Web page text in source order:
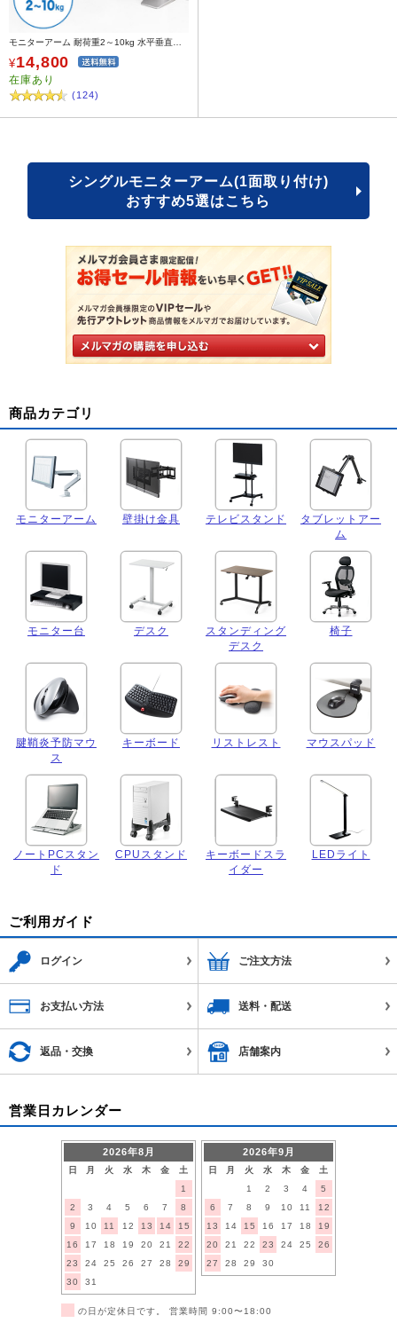
¥14,800
在庫あり
(124)
シングルモニターアーム(1面取り付け)
おすすめ5選はこちら
商品カテゴリ
モニターアーム 壁掛け金具 テレビスタンド
タブレットアー
ム
モニター台 デスク
スタンディング
デスク
椅子
腱鞘炎予防マウ
ス
キーボード リストレスト マウスパッド
ノートPCスタン
ド
CPUスタンド
キーボードスラ
イダー
LEDライト
ご利用ガイド
ログイン ご注文方法
お支払い方法 送料・配送
返品・交換 店舗案内
営業日カレンダー
2026年8月
日 月 火 水 木 金
土
1
2
3 4 5 6 7
8
9
10 11 12 13 14
15
16
17 18 19 20 21
22
23
24 25 26 27 28
29
30
31
2026年9月
日 月 火 水 木 金
土
1
2 3 4
5
6
7 8 9 10 11
12
13
14 15 16 17 18
19
20
21 22 23 24 25
26
27
28 29 30
の日が定休日です。 営業時間 9:00〜18:00